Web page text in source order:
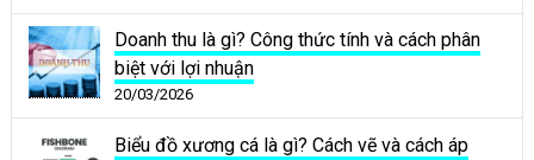
Doanh thu là gì? Công thức tính và cách phân
biệt với lợi nhuận
20/03/2026
Biểu đồ xương cá là gì? Cách vẽ và cách áp